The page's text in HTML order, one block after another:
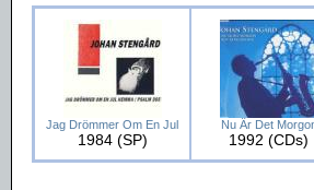
Jag Drömmer Om En Jul
1984 (SP)
Nu Är Det
1992 (CDs)